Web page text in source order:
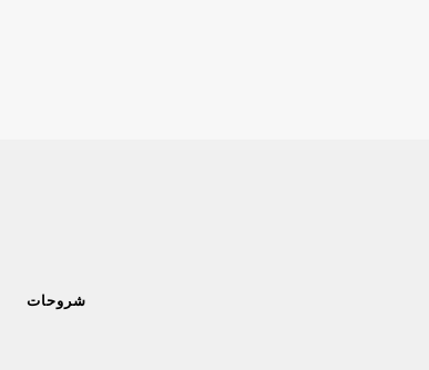
شروحات